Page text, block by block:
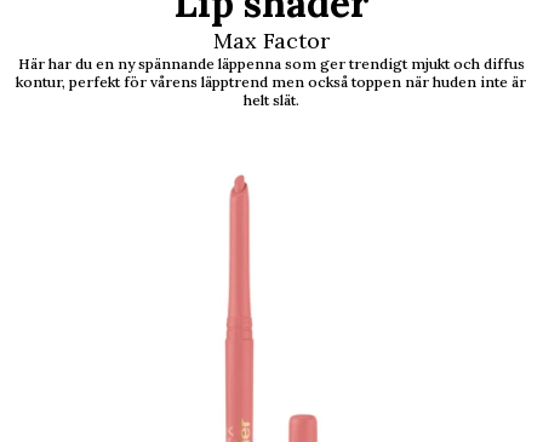
Max Factor
Här har du en ny spännande läppenna som ger trendigt mjukt och diffus
kontur, perfekt för vårens läpptrend men också toppen när huden inte är
helt slät.